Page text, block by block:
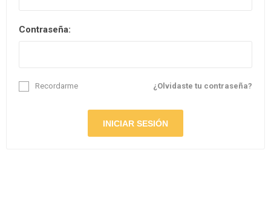
Contraseña:
¿Olvidaste tu contraseña?
Recordarme